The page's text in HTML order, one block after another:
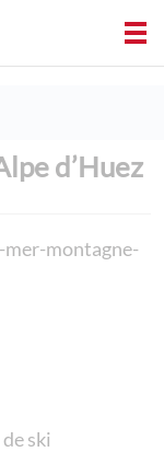
d’Huez
mer-montagne-
ski